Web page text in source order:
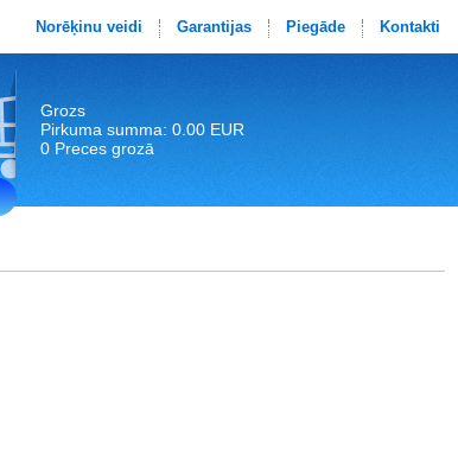
Norēķinu veidi Garantijas Piegāde Kontakti
Grozs
Pirkuma summa: 0.00 EUR
0 Preces grozā